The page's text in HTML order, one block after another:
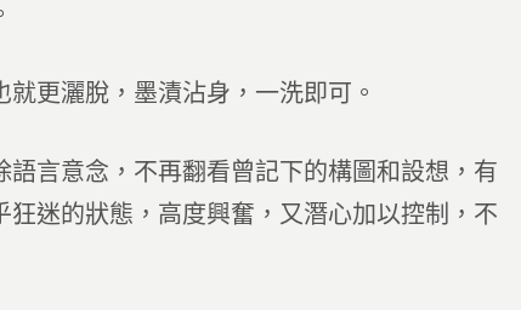
更灑脫，墨漬沾身，一洗即可。
言意念，不再翻看曾記下的構圖和設想，有
迷的狀態，高度興奮，又潛心加以控制，不